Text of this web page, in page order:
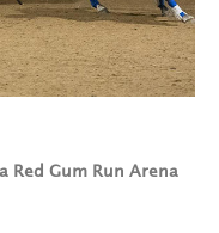
Gum Run Arena